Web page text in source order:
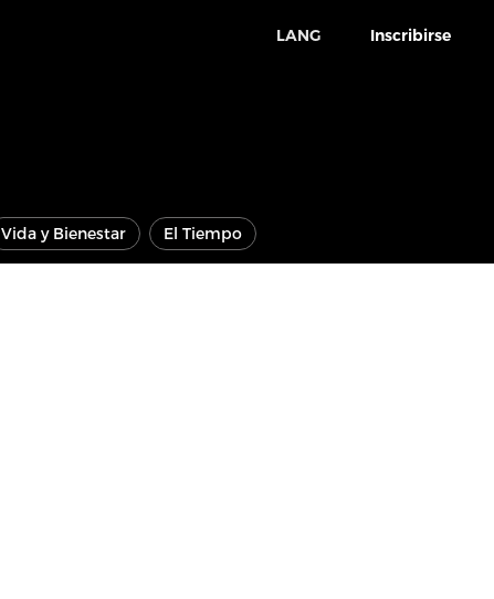
LANG Inscribirse
Vida y Bienestar El Tiempo